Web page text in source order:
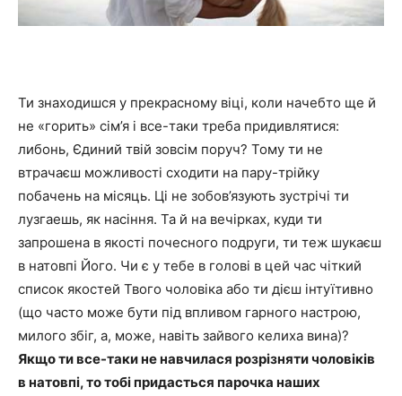
Ти знаходишся у прекрасному віці, коли начебто ще й
не «горить» сім’я і все-таки треба придивлятися:
либонь, Єдиний твій зовсім поруч? Тому ти не
втрачаєш можливості сходити на пару-трійку
побачень на місяць. Ці не зобов’язують зустрічі ти
лузгаешь, як насіння. Та й на вечірках, куди ти
запрошена в якості почесного подруги, ти теж шукаєш
в натовпі Його. Чи є у тебе в голові в цей час чіткий
список якостей Твого чоловіка або ти дієш інтуїтивно
(що часто може бути під впливом гарного настрою,
милого збіг, а, може, навіть зайвого келиха вина)?
Якщо ти все-таки не навчилася розрізняти чоловіків
в натовпі, то тобі придасться парочка наших